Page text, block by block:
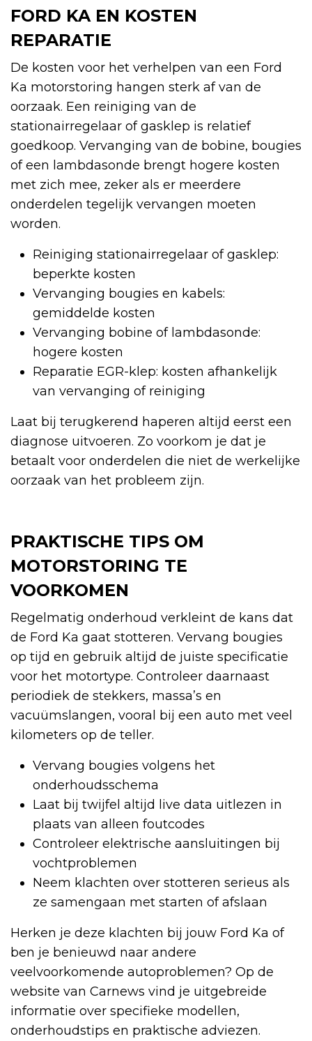
FORD KA EN KOSTEN
REPARATIE
De kosten voor het verhelpen van een Ford
Ka motorstoring hangen sterk af van de
oorzaak. Een reiniging van de
stationairregelaar of gasklep is relatief
goedkoop. Vervanging van de bobine, bougies
of een lambdasonde brengt hogere kosten
met zich mee, zeker als er meerdere
onderdelen tegelijk vervangen moeten
worden.
Reiniging stationairregelaar of gasklep:
beperkte kosten
Vervanging bougies en kabels:
gemiddelde kosten
Vervanging bobine of lambdasonde:
hogere kosten
Reparatie EGR-klep: kosten afhankelijk
van vervanging of reiniging
Laat bij terugkerend haperen altijd eerst een
diagnose uitvoeren. Zo voorkom je dat je
betaalt voor onderdelen die niet de werkelijke
oorzaak van het probleem zijn.
PRAKTISCHE TIPS OM
MOTORSTORING TE
VOORKOMEN
Regelmatig onderhoud verkleint de kans dat
de Ford Ka gaat stotteren. Vervang bougies
op tijd en gebruik altijd de juiste specificatie
voor het motortype. Controleer daarnaast
periodiek de stekkers, massa’s en
vacuümslangen, vooral bij een auto met veel
kilometers op de teller.
Vervang bougies volgens het
onderhoudsschema
Laat bij twijfel altijd live data uitlezen in
plaats van alleen foutcodes
Controleer elektrische aansluitingen bij
vochtproblemen
Neem klachten over stotteren serieus als
ze samengaan met starten of afslaan
Herken je deze klachten bij jouw Ford Ka of
ben je benieuwd naar andere
veelvoorkomende autoproblemen? Op de
website van Carnews vind je uitgebreide
informatie over specifieke modellen,
onderhoudstips en praktische adviezen.